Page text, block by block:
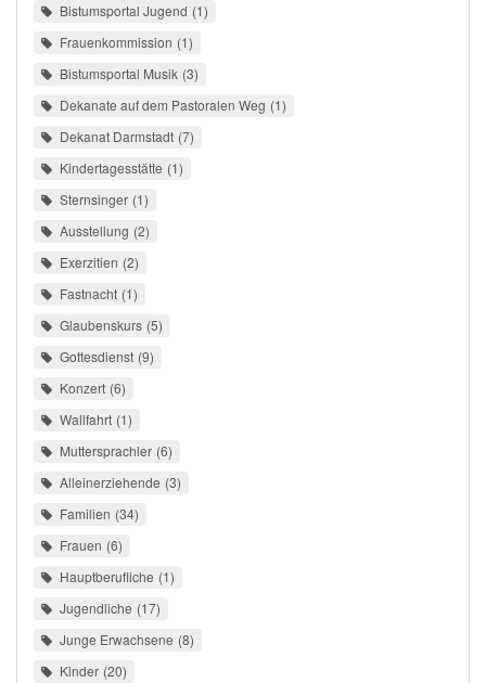
Bistumsportal Jugend 1
Frauenkommission 1
Bistumsportal Musik 3
Dekanate auf dem Pastoralen Weg 1
Dekanat Darmstadt 7
Kindertagesstätte 1
Sternsinger 1
Ausstellung 2
Exerzitien 2
Fastnacht 1
Glaubenskurs 5
Gottesdienst 9
Konzert 6
Wallfahrt 1
Muttersprachler 6
Alleinerziehende 3
Familien 34
Frauen 6
Hauptberufliche 1
Jugendliche 17
Junge Erwachsene 8
Kinder 20